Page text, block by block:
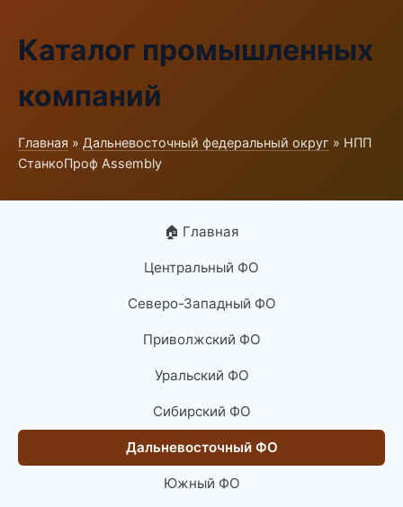
Каталог промышленных
компаний
Главная » Дальневосточный федеральный округ » НПП
СтанкоПроф Assembly
🏠 Главная
Центральный ФО
Северо-Западный ФО
Приволжский ФО
Уральский ФО
Сибирский ФО
Дальневосточный ФО
Южный ФО